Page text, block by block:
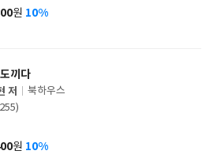
원 10%
끼다
저
북하우스
원 10%